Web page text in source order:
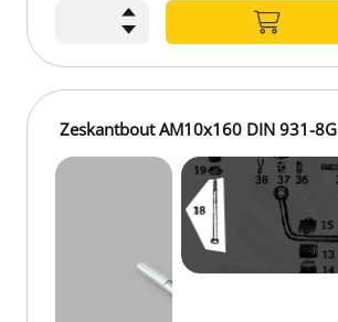
Zeskantbout AM10x160 DIN 931-8G